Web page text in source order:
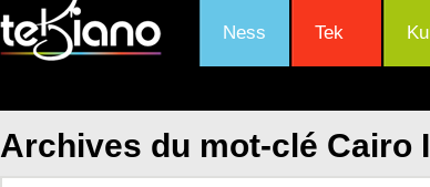
Ness Tek
Archives du mot-clé Cairo